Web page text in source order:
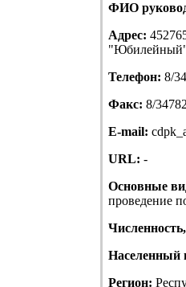
ФИО
Адрес:
Телефон: 8/
Факс: 8/
E-mail:
URL: -
Основные
проведение
Населенный
Регион: